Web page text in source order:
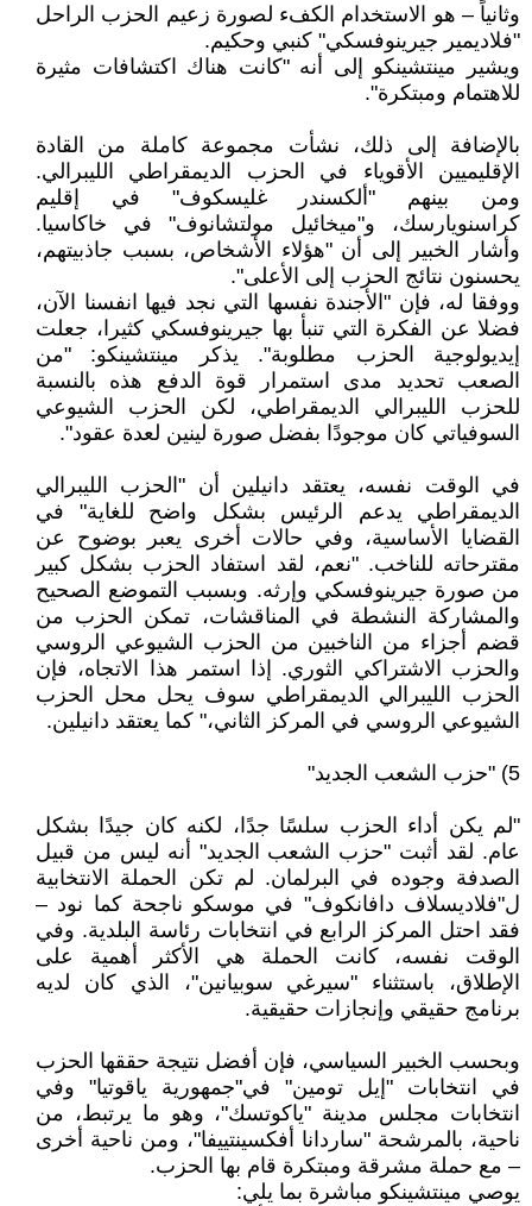
وثانياً – هو الاستخدام الكفء لصورة زعيم الحزب الراحل
"فلاديمير جيرينوفسكي" كنبي وحكيم.
ويشير مينتشينكو إلى أنه "كانت هناك اكتشافات مثيرة
للاهتمام ومبتكرة".
بالإضافة إلى ذلك، نشأت مجموعة كاملة من القادة
الإقليميين الأقوياء في الحزب الديمقراطي الليبرالي.
ومن بينهم "ألكسندر غليسكوف" في إقليم
كراسنويارسك، و"ميخائيل مولتشانوف" في خاكاسيا.
وأشار الخبير إلى أن "هؤلاء الأشخاص، بسبب جاذبيتهم،
يحسنون نتائج الحزب إلى الأعلى".
ووفقا له، فإن "الأجندة نفسها التي نجد فيها انفسنا الآن،
فضلا عن الفكرة التي تنبأ بها جيرينوفسكي كثيرا، جعلت
إيديولوجية الحزب مطلوبة". يذكر مينتشينكو: "من
الصعب تحديد مدى استمرار قوة الدفع هذه بالنسبة
للحزب الليبرالي الديمقراطي، لكن الحزب الشيوعي
السوفياتي كان موجودًا بفضل صورة لينين لعدة عقود".
في الوقت نفسه، يعتقد دانيلين أن "الحزب الليبرالي
الديمقراطي يدعم الرئيس بشكل واضح للغاية" في
القضايا الأساسية، وفي حالات أخرى يعبر بوضوح عن
مقترحاته للناخب. "نعم، لقد استفاد الحزب بشكل كبير
من صورة جيرينوفسكي وإرثه. وبسبب التموضع الصحيح
والمشاركة النشطة في المناقشات، تمكن الحزب من
قضم أجزاء من الناخبين من الحزب الشيوعي الروسي
والحزب الاشتراكي الثوري. إذا استمر هذا الاتجاه، فإن
الحزب الليبرالي الديمقراطي سوف يحل محل الحزب
الشيوعي الروسي في المركز الثاني،" كما يعتقد دانيلين.
5) "حزب الشعب الجديد"
"لم يكن أداء الحزب سلسًا جدًا، لكنه كان جيدًا بشكل
عام. لقد أثبت "حزب الشعب الجديد" أنه ليس من قبيل
الصدفة وجوده في البرلمان. لم تكن الحملة الانتخابية
ل"فلاديسلاف دافانكوف" في موسكو ناجحة كما نود –
فقد احتل المركز الرابع في انتخابات رئاسة البلدية. وفي
الوقت نفسه، كانت الحملة هي الأكثر أهمية على
الإطلاق، باستثناء "سيرغي سوبيانين"، الذي كان لديه
برنامج حقيقي وإنجازات حقيقية.
وبحسب الخبير السياسي، فإن أفضل نتيجة حققها الحزب
في انتخابات "إيل تومين" في"جمهورية ياقوتيا" وفي
انتخابات مجلس مدينة "ياكوتسك"، وهو ما يرتبط، من
ناحية، بالمرشحة "ساردانا أفكسينتييفا"، ومن ناحية أخرى
– مع حملة مشرقة ومبتكرة قام بها الحزب.
يوصي مينتشينكو مباشرة بما يلي: